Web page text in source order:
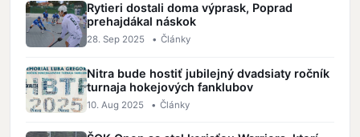
Rytieri dostali doma výprask, Poprad
prehajdákal náskok
28. Sep 2025 • Články
Nitra bude hostiť jubilejný dvadsiaty ročník
turnaja hokejových fanklubov
10. Aug 2025 • Články